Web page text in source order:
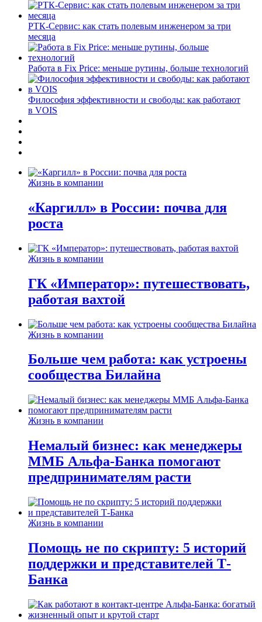
РТК-Сервис: как стать полевым инженером за три
месяца
Работа в Fix Price: меньше рутины, больше технологий
Философия эффективности и свободы: как работают
в VOIS
Жизнь в компании
«Каргилл» в России: почва для
роста
Жизнь в компании
ГК «Император»: путешествовать,
работая вахтой
Жизнь в компании
Больше чем работа: как устроены
сообщества Билайна
Жизнь в компании
Немалый бизнес: как менеджеры
ММБ Альфа-Банка помогают
предпринимателям расти
Жизнь в компании
Помощь не по скрипту: 5 историй
поддержки и представителей Т-
Банка